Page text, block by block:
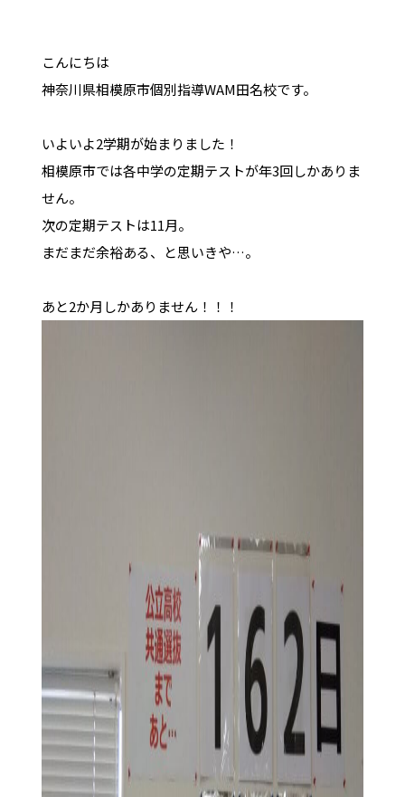
こんにちは
神奈川県相模原市個別指導WAM田名校です。
いよいよ2学期が始まりました！
相模原市では各中学の定期テストが年3回しかありま
せん。
次の定期テストは11月。
まだまだ余裕ある、と思いきや…。
あと2か月しかありません！！！